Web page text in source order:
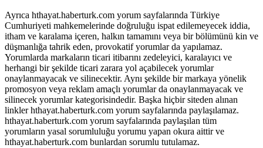
Ayrıca hthayat.haberturk.com yorum sayfalarında Türkiye
Cumhuriyeti mahkemelerinde doğruluğu ispat edilemeyecek iddia,
itham ve karalama içeren, halkın tamamını veya bir bölümünü kin ve
düşmanlığa tahrik eden, provokatif yorumlar da yapılamaz.
Yorumlarda markaların ticari itibarını zedeleyici, karalayıcı ve
herhangi bir şekilde ticari zarara yol açabilecek yorumlar
onaylanmayacak ve silinecektir. Aynı şekilde bir markaya yönelik
promosyon veya reklam amaçlı yorumlar da onaylanmayacak ve
silinecek yorumlar kategorisindedir. Başka hiçbir siteden alınan
linkler hthayat.haberturk.com yorum sayfalarında paylaşılamaz.
hthayat.haberturk.com yorum sayfalarında paylaşılan tüm
yorumların yasal sorumluluğu yorumu yapan okura aittir ve
hthayat.haberturk.com bunlardan sorumlu tutulamaz.